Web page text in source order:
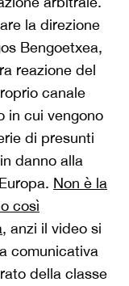
la direzione
Bengoetxea,
reazione del
canale
in cui vengono
di presunti
danno alla
Non è la
così
, anzi il video si
comunicativa
della classe